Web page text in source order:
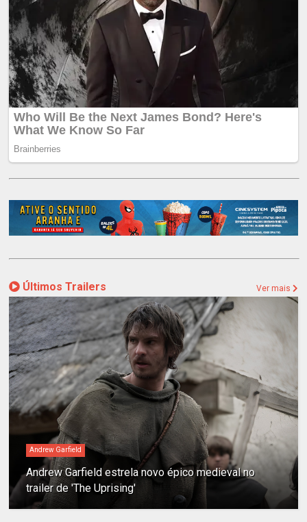
Últimos Trailers Ver mais
Andrew Garfield
Andrew Garfield estrela novo épico medieval no
trailer de 'The Uprising'